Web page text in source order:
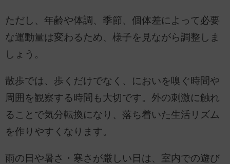
ただし、年齢や体調、季節、個体差によって必要
な運動量は変わるため、様子を見ながら調整しま
しょう。
散歩では、歩くだけでなく、においを嗅ぐ時間や
周囲を観察する時間も大切です。外の刺激に触れ
ることで気分転換になり、落ち着いた生活リズム
を作りやすくなります。
雨の日や暑さ・寒さが厳しい日は、室内での遊び